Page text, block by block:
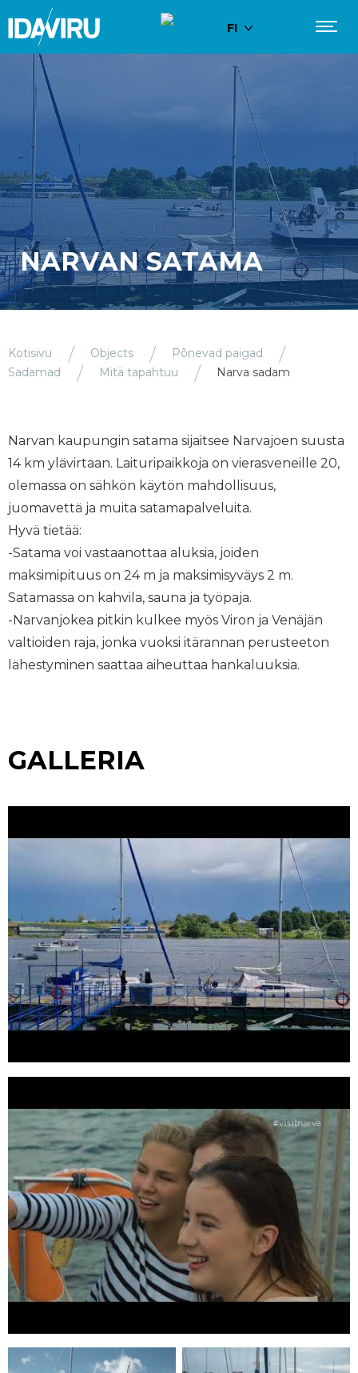
FI
NARVAN SATAMA
Kotisivu Objects
Põnevad paigad
Sadamad
Mitä tapahtuu Narva sadam
Narvan kaupungin satama sijaitsee Narvajoen suusta
14 km ylävirtaan. Laituripaikkoja on vierasveneille 20,
olemassa on sähkön käytön mahdollisuus,
juomavettä ja muita satamapalveluita.
Hyvä tietää:
-Satama voi vastaanottaa aluksia, joiden
maksimipituus on 24 m ja maksimisyväys 2 m.
Satamassa on kahvila, sauna ja työpaja.
-Narvanjokea pitkin kulkee myös Viron ja Venäjän
valtioiden raja, jonka vuoksi itärannan perusteeton
lähestyminen saattaa aiheuttaa hankaluuksia.
GALLERIA